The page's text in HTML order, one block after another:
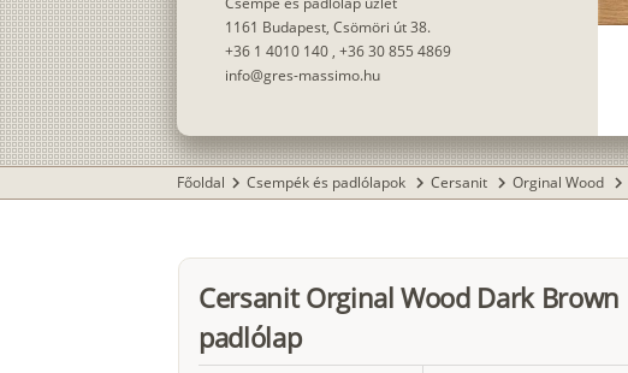
1161 Budapest, Csömöri út 38.
+36 1 4010 140 , +36 30 855 4869
info@gres-massimo.hu
Főoldal chevron_right Csempék és padlólapok chevron_right Cersanit chevron_right Orginal Wood chevron_right
Cersanit Orginal Wood Dark Brown
padlólap